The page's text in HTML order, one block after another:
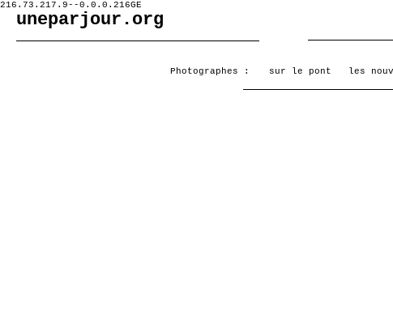
216.73.217.9--0.0.0.216GE
uneparjour.org
Photographes : sur le pont les